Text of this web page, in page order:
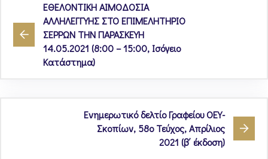
ΕΘΕΛΟΝΤΙΚΗ ΑΙΜΟΔΟΣΙΑ
ΑΛΛΗΛΕΓΓΥΗΣ ΣΤΟ ΕΠΙΜΕΛΗΤΗΡΙΟ
ΣΕΡΡΩΝ ΤΗΝ ΠΑΡΑΣΚΕΥΗ
14.05.2021 (8:00 – 15:00, Ισόγειο
Κατάστημα)
Ενημερωτικό δελτίο Γραφείου ΟΕΥ-
Σκοπίων, 58ο Τεύχος, Απρίλιος
2021 (β΄ έκδοση)